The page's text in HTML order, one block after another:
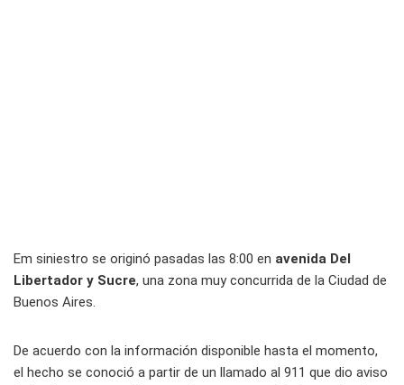
Em siniestro se originó pasadas las 8:00 en avenida Del
Libertador y Sucre, una zona muy concurrida de la Ciudad de
Buenos Aires.
De acuerdo con la información disponible hasta el momento,
el hecho se conoció a partir de un llamado al 911 que dio aviso